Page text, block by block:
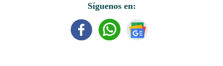
Síguenos en: